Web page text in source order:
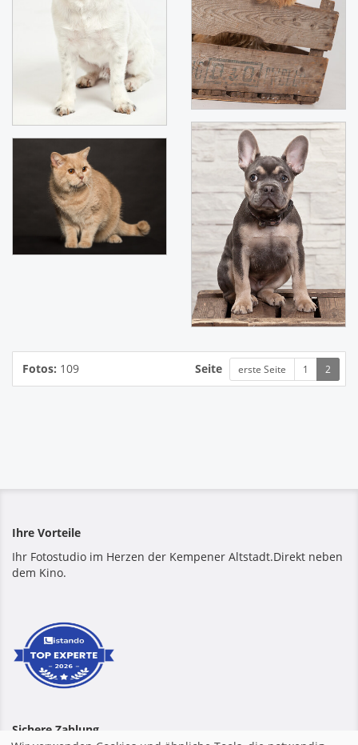
Fotos: 109 Seite erste Seite 1 2
Ihre Vorteile
Ihr Fotostudio im Herzen der Kempener Altstadt.Direkt neben
dem Kino.
Sichere Zahlung